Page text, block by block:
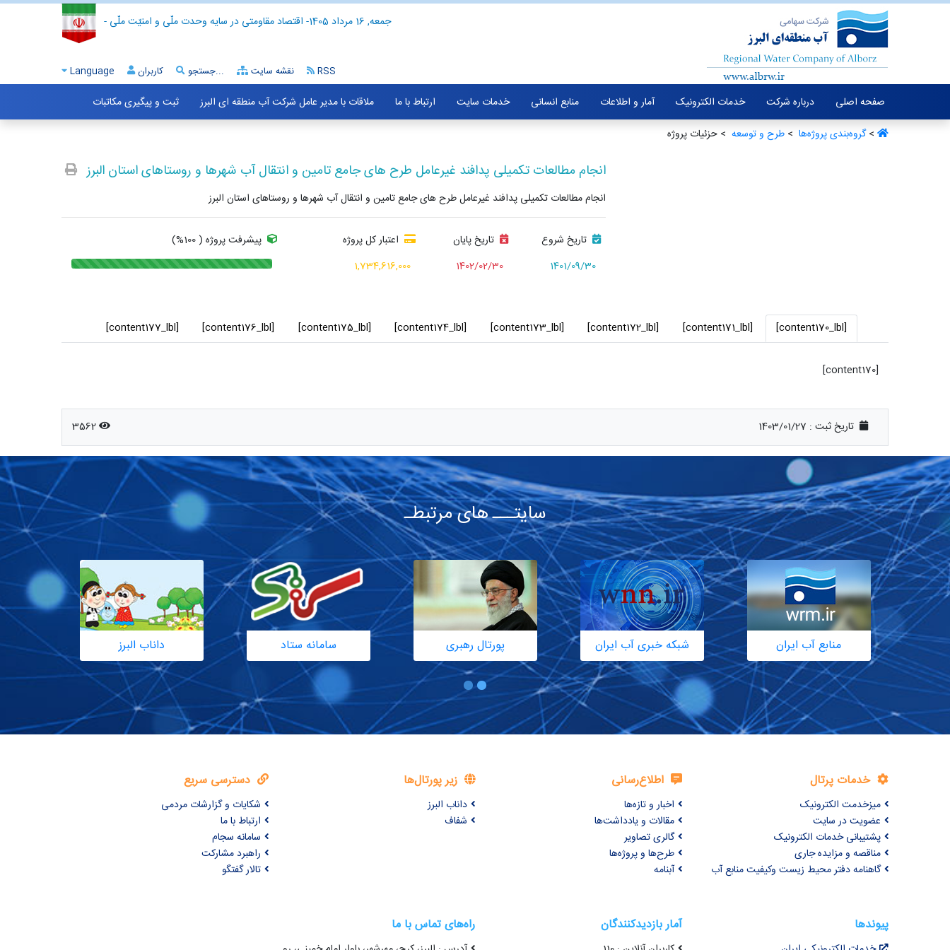
- اقتصاد مقاومتی در سایه وحدت ملّی و امنیّت ملّی - جمعه, 16 مرداد 1405
Language کاربران جستجو... نقشه سایت RSS
صفحه اصلی درباره شرکت خدمات الکترونیک آمار و اطلاعات منابع انسانی خدمات سایت ارتباط با ما ملاقات با مدیر عامل شرکت آب منطقه ای البرز
ثبت و پیگیری مکاتبات
>گروه‌بندی پروژه‌ها ‏ > طرح و توسعه ‏ > حزئیات پروژه
انجام مطالعات تکمیلی پدافند غیرعامل طرح های جامع تامین و انتقال آب شهرها و روستاهای استان البرز
انجام مطالعات تکمیلی پدافند غیرعامل طرح های جامع تامین و انتقال آب شهرها و روستاهای استان البرز
تاریخ شروع
1401/09/30
تاریخ پایان
1402/02/30
اعتبار کل پروژه
1,734,616,000
پیشرفت پروژه ( 100%)
[content170_lbl]
[content171_lbl]
[content172_lbl]
[content173_lbl]
[content174_lbl]
[content175_lbl]
[content176_lbl]
[content177_lbl]
[content170]
تاریخ ثبت : 1403/01/27
3562
سایتـــ های مرتبطـ
منابع آب ایران شبکه خبری آب ایران پورتال رهبری سامانه ستاد داناب البرز
خدمات پرتال
میزخدمت الکترونیک
عضویت در سایت
پشتیبانی خدمات الکترونیک
مناقصه و مزایده جاری
گاهنامه دفتر محیط زیست وکیفیت منابع آب
اطلاع‌رسانی
اخبار و تازه‌ها
مقالات و یادداشت‌ها
گالری تصاویر
طرح‌ها و پروژه‌ها
آبنامه
زیر پورتال‌ها
داناب البرز
شفاف
دسترسی سریع
شکایات و گزارشات مردمی
ارتباط با ما
سامانه سجام
راهبرد مشارکت
تالار گفتگو
پیوندها آمار بازدیدکنندگان راه‌های تماس با ما